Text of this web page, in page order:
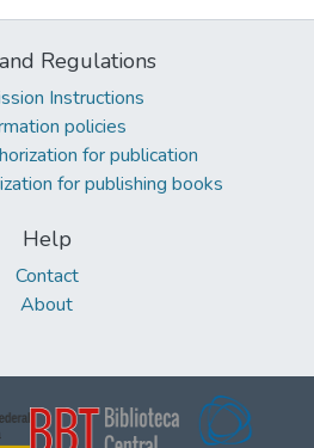
Regulations
Instructions
policies
for publication
for publishing books
Help
Contact
About